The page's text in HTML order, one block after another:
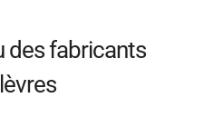
des fabricants